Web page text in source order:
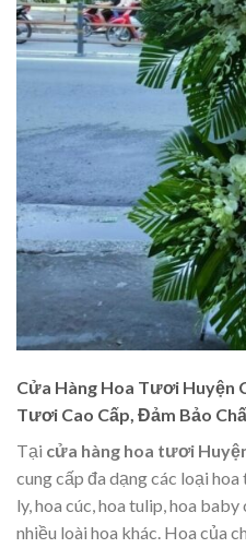
Cửa Hàng Hoa Tươi Huyện
Tươi Cao Cấp, Đảm Bảo
Tại cửa hàng hoa tươi
cung cấp đa dạng các loại
ly, hoa cúc, hoa tulip, hoa
nhiều loài hoa khác. Hoa của